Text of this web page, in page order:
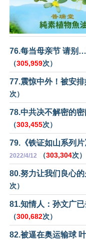
76.每当母亲节 请别
（305,959次）
77.震惊中外！被安
次）
78.中共决不解密的
（303,455次）
79.《铁证如山系列
2022/4/12 （303,304次）
80.努力让我们良心
次）
81.知情人：孙文广
（300,682次）
82.被逼在奥运输球